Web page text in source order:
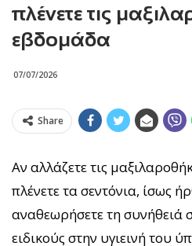
πλένετε τις
εβδομάδα
07/07/2026
Share
Αν αλλάζετε τις
πλένετε τα σεντόνια, ίσως
αναθεωρήσετε τη
ειδικούς στην υγιεινή του